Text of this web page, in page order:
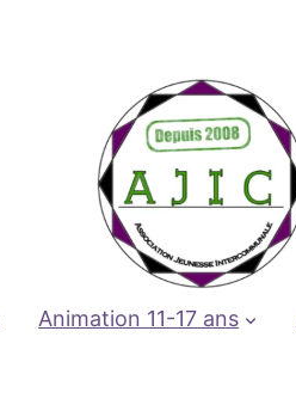
Animation 11-17 ans